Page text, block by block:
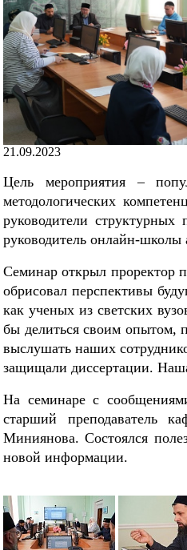
21.09.2023
Цель мероприятия –
методологических
руководители структурных
руководитель онлайн-
Семинар открыл проректор
обрисовал перспективы
как ученых из светских
бы делиться своим опытом,
выслушать наших
защищали диссертации.
На семинаре с
старший преподаватель
Миниянова. Состоялся
новой информации.